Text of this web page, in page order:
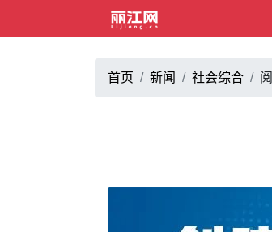
首页 新闻 社会综合